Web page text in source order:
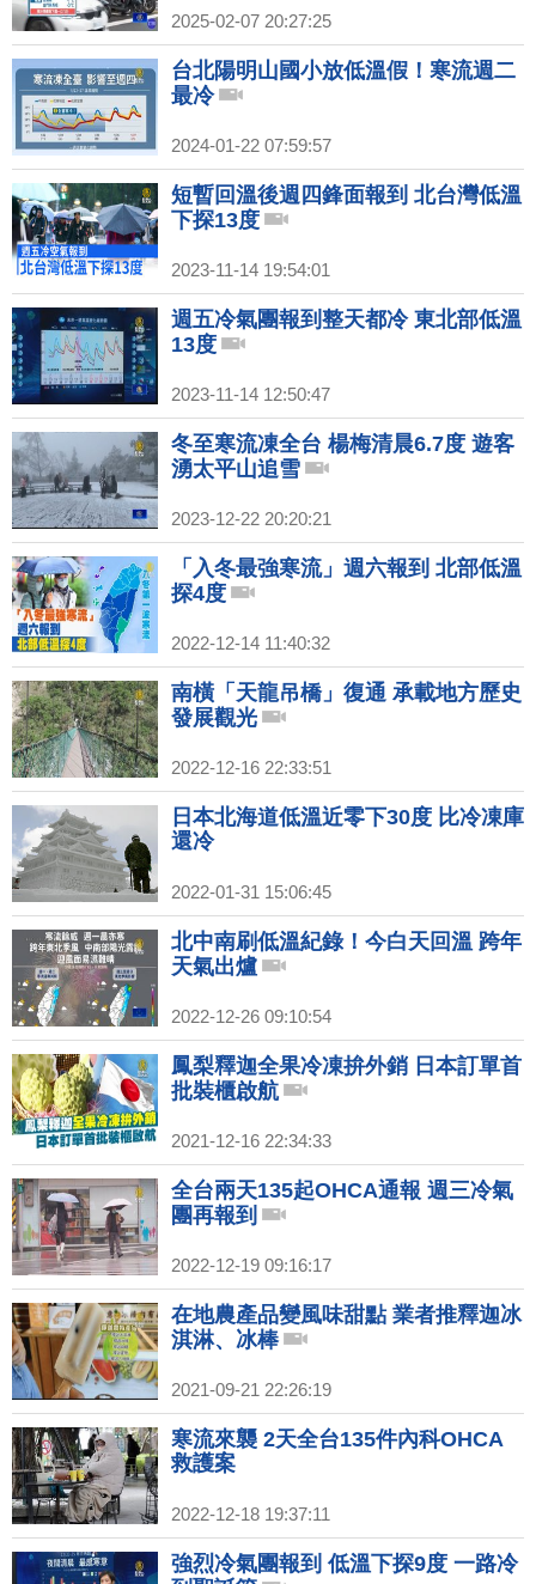
2025-02-07 20:27:25
台北陽明山國小放低溫假！寒流週二
最冷
2024-01-22 07:59:57
短暫回溫後週四鋒面報到 北台灣低溫
下探13度
2023-11-14 19:54:01
週五冷氣團報到整天都冷 東北部低溫
13度
2023-11-14 12:50:47
冬至寒流凍全台 楊梅清晨6.7度 遊客
湧太平山追雪
2023-12-22 20:20:21
「入冬最強寒流」週六報到 北部低溫
探4度
2022-12-14 11:40:32
南橫「天龍吊橋」復通 承載地方歷史
發展觀光
2022-12-16 22:33:51
日本北海道低溫近零下30度 比冷凍庫
還冷
2022-01-31 15:06:45
北中南刷低溫紀錄！今白天回溫 跨年
天氣出爐
2022-12-26 09:10:54
鳳梨釋迦全果冷凍拚外銷 日本訂單首
批裝櫃啟航
2021-12-16 22:34:33
全台兩天135起OHCA通報 週三冷氣
團再報到
2022-12-19 09:16:17
在地農產品變風味甜點 業者推釋迦冰
淇淋、冰棒
2021-09-21 22:26:19
寒流來襲 2天全台135件內科OHCA
救護案
2022-12-18 19:37:11
強烈冷氣團報到 低溫下探9度 一路冷